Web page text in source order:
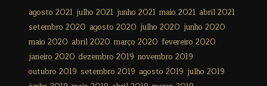
agosto 2021 julho 2021 junho 2021 maio 2021 abril 2021
setembro 2020 agosto 2020 julho 2020 junho 2020
maio 2020 abril 2020 março 2020 fevereiro 2020
janeiro 2020 dezembro 2019 novembro 2019
outubro 2019 setembro 2019 agosto 2019 julho 2019